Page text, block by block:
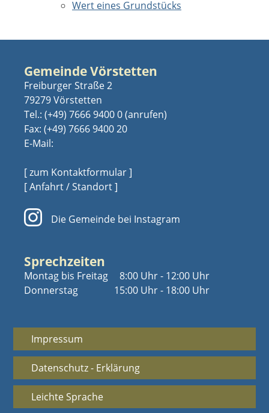
Wert eines Grundstücks
Gemeinde Vörstetten
Freiburger Straße 2
79279 Vörstetten
Tel.: (+49) 7666 9400 0
Fax: (+49) 7666 9400 20
E-Mail:
[ zum Kontaktformular ]
[ Anfahrt / Standort ]
Die Gemeinde bei Instagram
Sprechzeiten
Montag bis Freitag
Donnerstag
8:00 Uhr - 12:00 Uhr
15:00 Uhr - 18:00 Uhr
Impressum
Datenschutz - Erklärung
Leichte Sprache